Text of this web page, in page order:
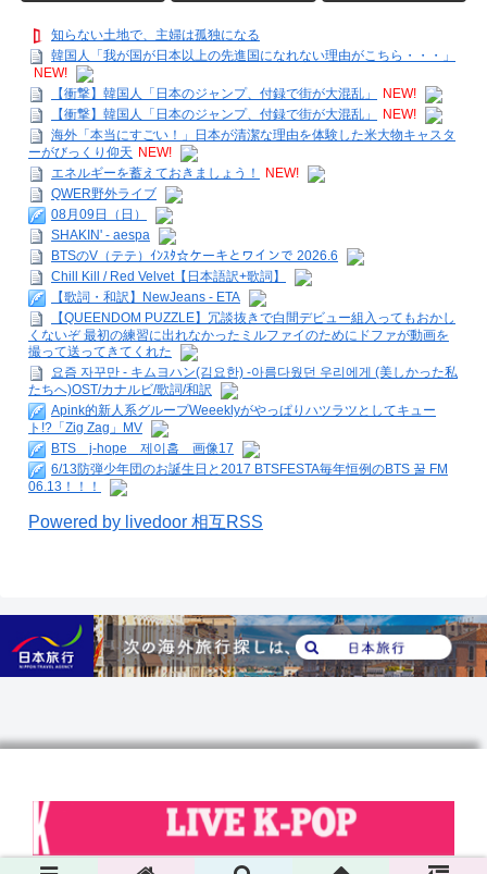
知らない土地で、主婦は孤独になる
韓国人「我が国が日本以上の先進国になれない理由がこちら・・・」
NEW!
【衝撃】韓国人「日本のジャンプ、付録で街が大混乱」
NEW!
【衝撃】韓国人「日本のジャンプ、付録で街が大混乱」
NEW!
海外「本当にすごい！」日本が清潔な理由を体験した米大物キャスタ
ーがびっくり仰天 NEW!
エネルギーを蓄えておきましょう！
NEW!
QWER野外ライブ
08月09日（日）
SHAKIN' - aespa
BTSのV（テテ）ｲﾝｽﾀ☆ケーキとワインで 2026.6
Chill Kill / Red Velvet【日本語訳+歌詞】
【歌詞・和訳】NewJeans - ETA
【QUEENDOM PUZZLE】冗談抜きで白間デビュー組入ってもおかし
くないぞ 最初の練習に出れなかったミルファイのためにドファが動画を
撮って送ってきてくれた
요즘 자꾸만 - キムヨハン(김요한) -아름다웠던 우리에게 (美しかった私
たちへ)OST/カナルビ/歌詞/和訳
Apink的新人系グループWeeeklyがやっぱりハツラツとしてキュー
ト!?「Zig Zag」MV
BTS j-hope 제이홉 画像17
6/13防弾少年団のお誕生日と2017 BTSFESTA毎年恒例のBTS 꿀 FM
06.13！！！
Powered by livedoor 相互RSS